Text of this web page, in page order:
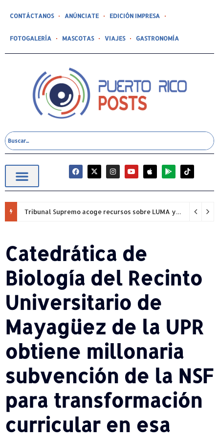
CONTÁCTANOS ANÚNCIATE EDICIÓN IMPRESA
FOTOGALERÍA MASCOTAS VIAJES GASTRONOMÍA
Tribunal Supremo acoge recursos sobre LUMA y la empresa defenderá su posición
Catedrática de
Biología del Recinto
Universitario de
Mayagüez de la UPR
obtiene millonaria
subvención de la NSF
para transformación
curricular en esa